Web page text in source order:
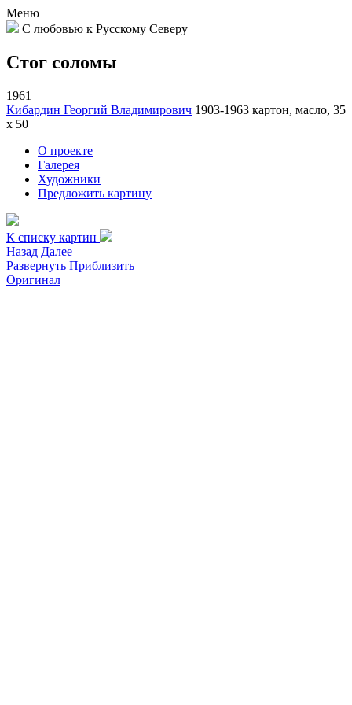
Меню
С любовью к Русскому Северу
Стог соломы
1961
Кибардин Георгий Владимирович 1903-1963 картон, масло, 35
х 50
О проекте
Галерея
Художники
Предложить картину
К списку картин
Назад Далее
Развернуть Приблизить
Оригинал